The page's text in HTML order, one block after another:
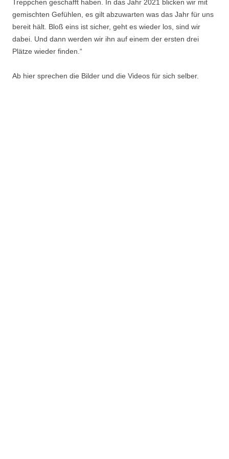
Treppchen geschafft haben. In das Jahr 2021 blicken wir mit
gemischten Gefühlen, es gilt abzuwarten was das Jahr für uns
bereit hält. Bloß eins ist sicher, geht es wieder los, sind wir
dabei. Und dann werden wir ihn auf einem der ersten drei
Plätze wieder finden.“
Ab hier sprechen die Bilder und die Videos für sich selber.